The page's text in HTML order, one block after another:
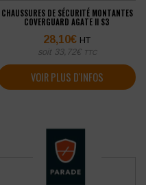
CHAUSSURES DE SÉCURITÉ MONTANTES
COVERGUARD AGATE II S3
28,10€ HT
soit 33,72€ TTC
VOIR PLUS D'INFOS